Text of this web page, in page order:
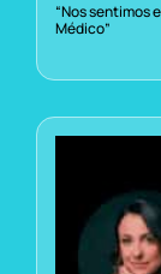
“Nos sentimos
Médico”